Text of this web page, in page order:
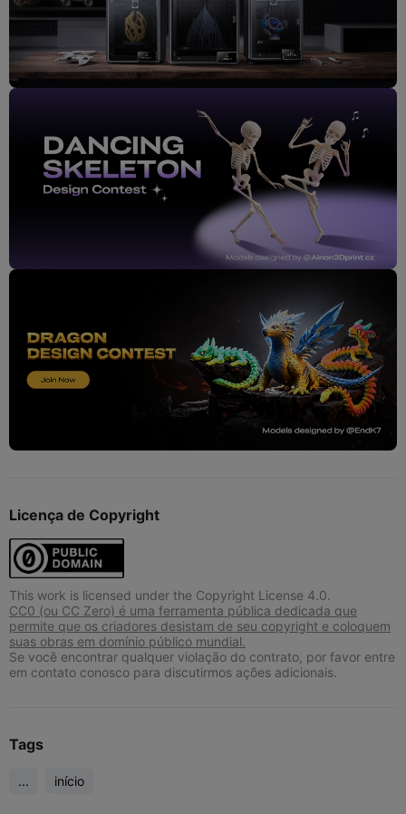
Licença de Copyright
This work is licensed under the Copyright License 4.0.
CC0 (ou CC Zero) é uma ferramenta pública dedicada que
permite que os criadores desistam de seu copyright e coloquem
suas obras em domínio público mundial.
Se você encontrar qualquer violação do contrato, por favor entre
em contato conosco para discutirmos ações adicionais.
Tags
... início